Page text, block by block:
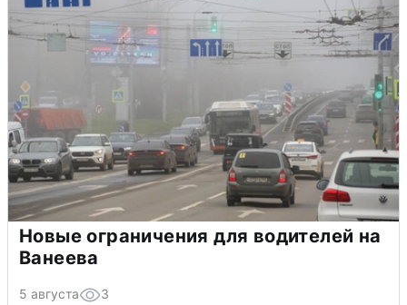
Новые ограничения для водителей на
Ванеева
5 августа 3